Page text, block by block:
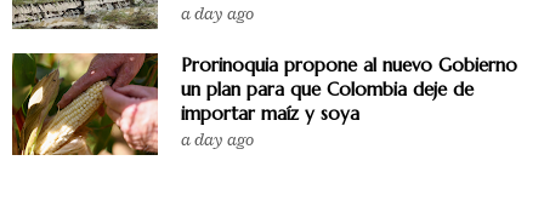
a day ago
Prorinoquia propone al nuevo Gobierno
un plan para que Colombia deje de
importar maíz y soya
a day ago